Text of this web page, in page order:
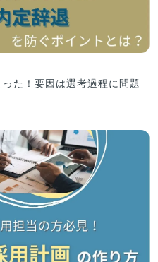
た！要因は選考過程に問題